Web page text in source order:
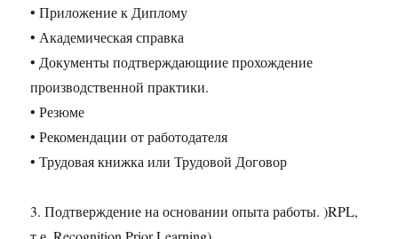
• Приложение к Диплому
• Академическая справка
• Документы подтверждающиие прохождение
производственной практики.
• Резюме
• Рекомендации от работодателя
• Трудовая книжка или Трудовой Договор
3. Подтверждение на основании опыта работы. )RPL,